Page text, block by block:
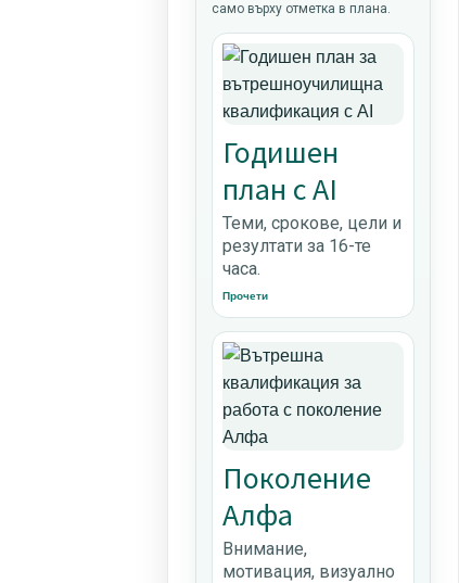
само върху отметка в плана.
Годишен
план с AI
Теми, срокове, цели и
резултати за 16-те
часа.
Прочети
Поколение
Алфа
Внимание,
мотивация, визуално